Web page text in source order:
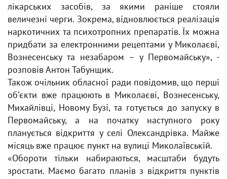
лікарських засобів, за якими раніше стояли
величезні черги. Зокрема, відновлюється реалізація
наркотичних та психотропних препаратів. Їх можна
придбати за електронними рецептами у Миколаєві,
Вознесенську та незабаром – у Первомайську», -
розповів Антон Табунщик.
Також очільник обласної ради повідомив, що перші
обʼєкти вже працюють в Миколаєві, Вознесенську,
Михайлівці, Новому Бузі, та готується до запуску в
Первомайську, а на початку наступного року
планується відкриття у селі Олександрівка. Майже
місяць вже працює пункт на вулиці Миколаївській.
«Обороти тільки набираються, масштаби будуть
зростати. Маємо багато планів з відкриття пунктів